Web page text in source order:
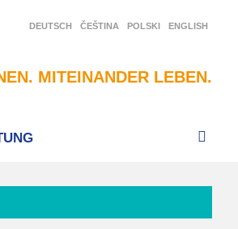
DEUTSCH ČEŠTINA POLSKI ENGLISH
MITEINANDER LEBEN.